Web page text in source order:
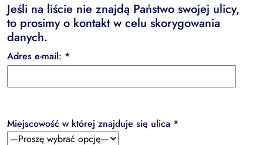
Jeśli na liście nie znajdą Państwo swojej ulicy,
to prosimy o kontakt w celu skorygowania
danych.
Adres e-mail: *
Miejscowość w której znajduje się ulica *